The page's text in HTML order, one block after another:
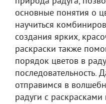
основные понятия о
научиться
создания ярких,
раскраски также
порядок цветов в
последовательность.
отправимся в
радуги с